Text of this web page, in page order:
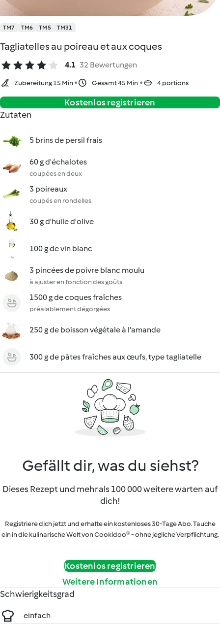
TM7 TM6 TM5 TM31
Tagliatelles au poireau et aux coques
4.1 32 Bewertungen
Zubereitung 15 Min Gesamt 45 Min 4 portions
Kostenlos registrieren
Zutaten
5 brins de persil frais
60 g d'échalotes
coupées en deux
3 poireaux
coupés en rondelles
30 g d'huile d'olive
100 g de vin blanc
3 pincées de poivre blanc moulu
à ajuster en fonction des goûts
1500 g de coques fraîches
préalablement dégorgées
250 g de boisson végétale à l'amande
300 g de pâtes fraîches aux œufs, type tagliatelle
Gefällt dir, was du siehst?
Dieses Rezept und mehr als 100 000 weitere warten auf
dich!
Registriere dich jetzt und erhalte ein kostenloses 30-Tage Abo. Tauche
ein in die kulinarische Welt von Cookidoo® - ohne jegliche Verpflichtung.
Kostenlos registrieren
Weitere Informationen
Schwierigkeitsgrad
einfach